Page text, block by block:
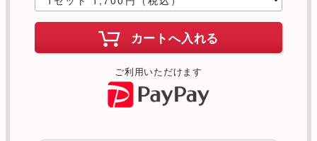
カートへ入れる
ご利用いただけます